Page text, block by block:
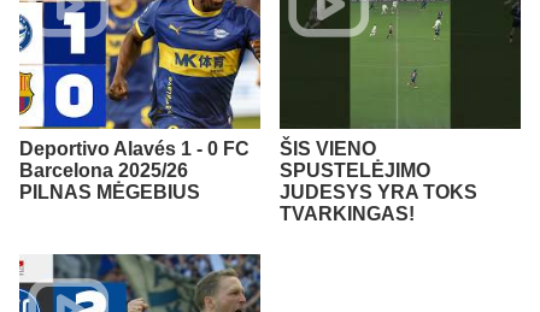
Deportivo Alavés 1 - 0 FC
Barcelona 2025/26
PILNAS MĖGEBIUS
ŠIS VIENO
SPUSTELĖJIMO
JUDESYS YRA TOKS
TVARKINGAS!